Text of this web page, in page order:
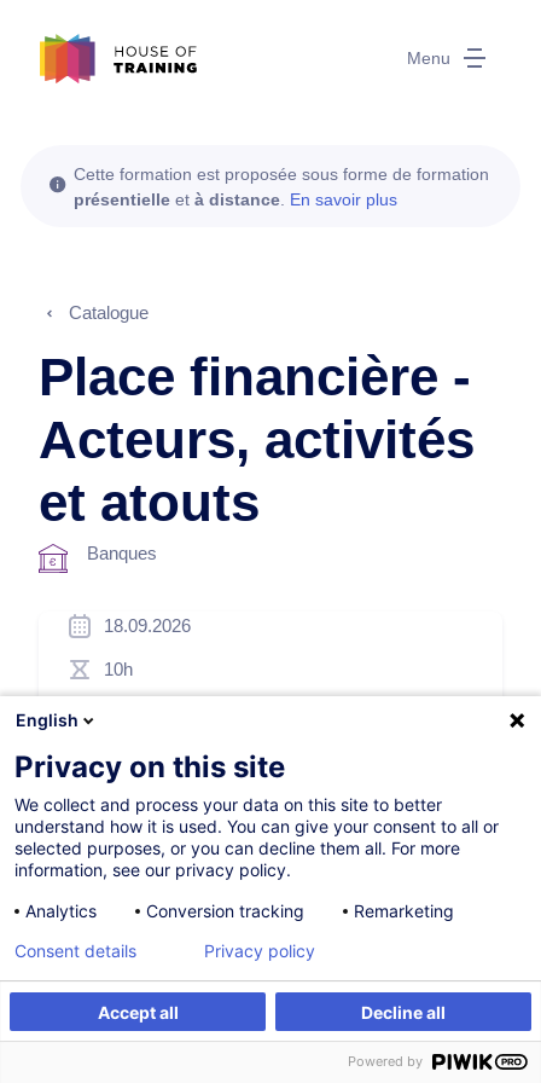
Menu
S'inscrire Formation sur mesure
Cette formation est proposée sous forme de formation
présentielle et à distance En savoir plus
Catalogue
Place financière -
Acteurs, activités
et atouts
Banques
18.09.2026
10h
Formation à distance
Blended Learning
Cours du jour
French / Français
250,00EUR
Prix d’inscription de base, variable selon options choisies.
English
Privacy on this site
We collect and process your data on this site to better
understand how it is used. You can give your consent to all or
selected purposes, or you can decline them all. For more
information, see our privacy policy.
Analytics
Conversion tracking Remarketing
Accept all Decline all
Consent details Privacy policy
Powered by